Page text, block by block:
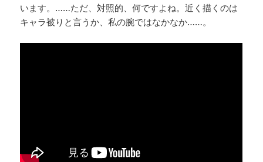
います。……ただ、対照的、何ですよね。近く描くのは
キャラ被りと言うか、私の腕ではなかなか……。